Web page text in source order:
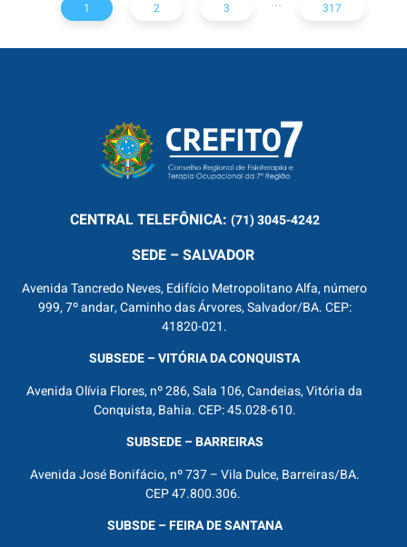
1 2 3 317
CENTRALTELEFÔNICA: (71) 3045-4242
SEDE – SALVADOR
Avenida Tancredo Neves, Edifício Metropolitano Alfa, número
999, 7º andar, Caminho das Árvores, Salvador/BA. CEP:
41820-021.
SUBSEDE – VITÓRIA DA CONQUISTA
Avenida Olívia Flores, nº 286, Sala 106, Candeias, Vitória da
Conquista, Bahia. CEP: 45.028-610.
SUBSEDE – BARREIRAS
Avenida José Bonifácio, nº 737 – Vila Dulce, Barreiras/BA.
CEP 47.800.306.
SUBSDE – FEIRA DE SANTANA